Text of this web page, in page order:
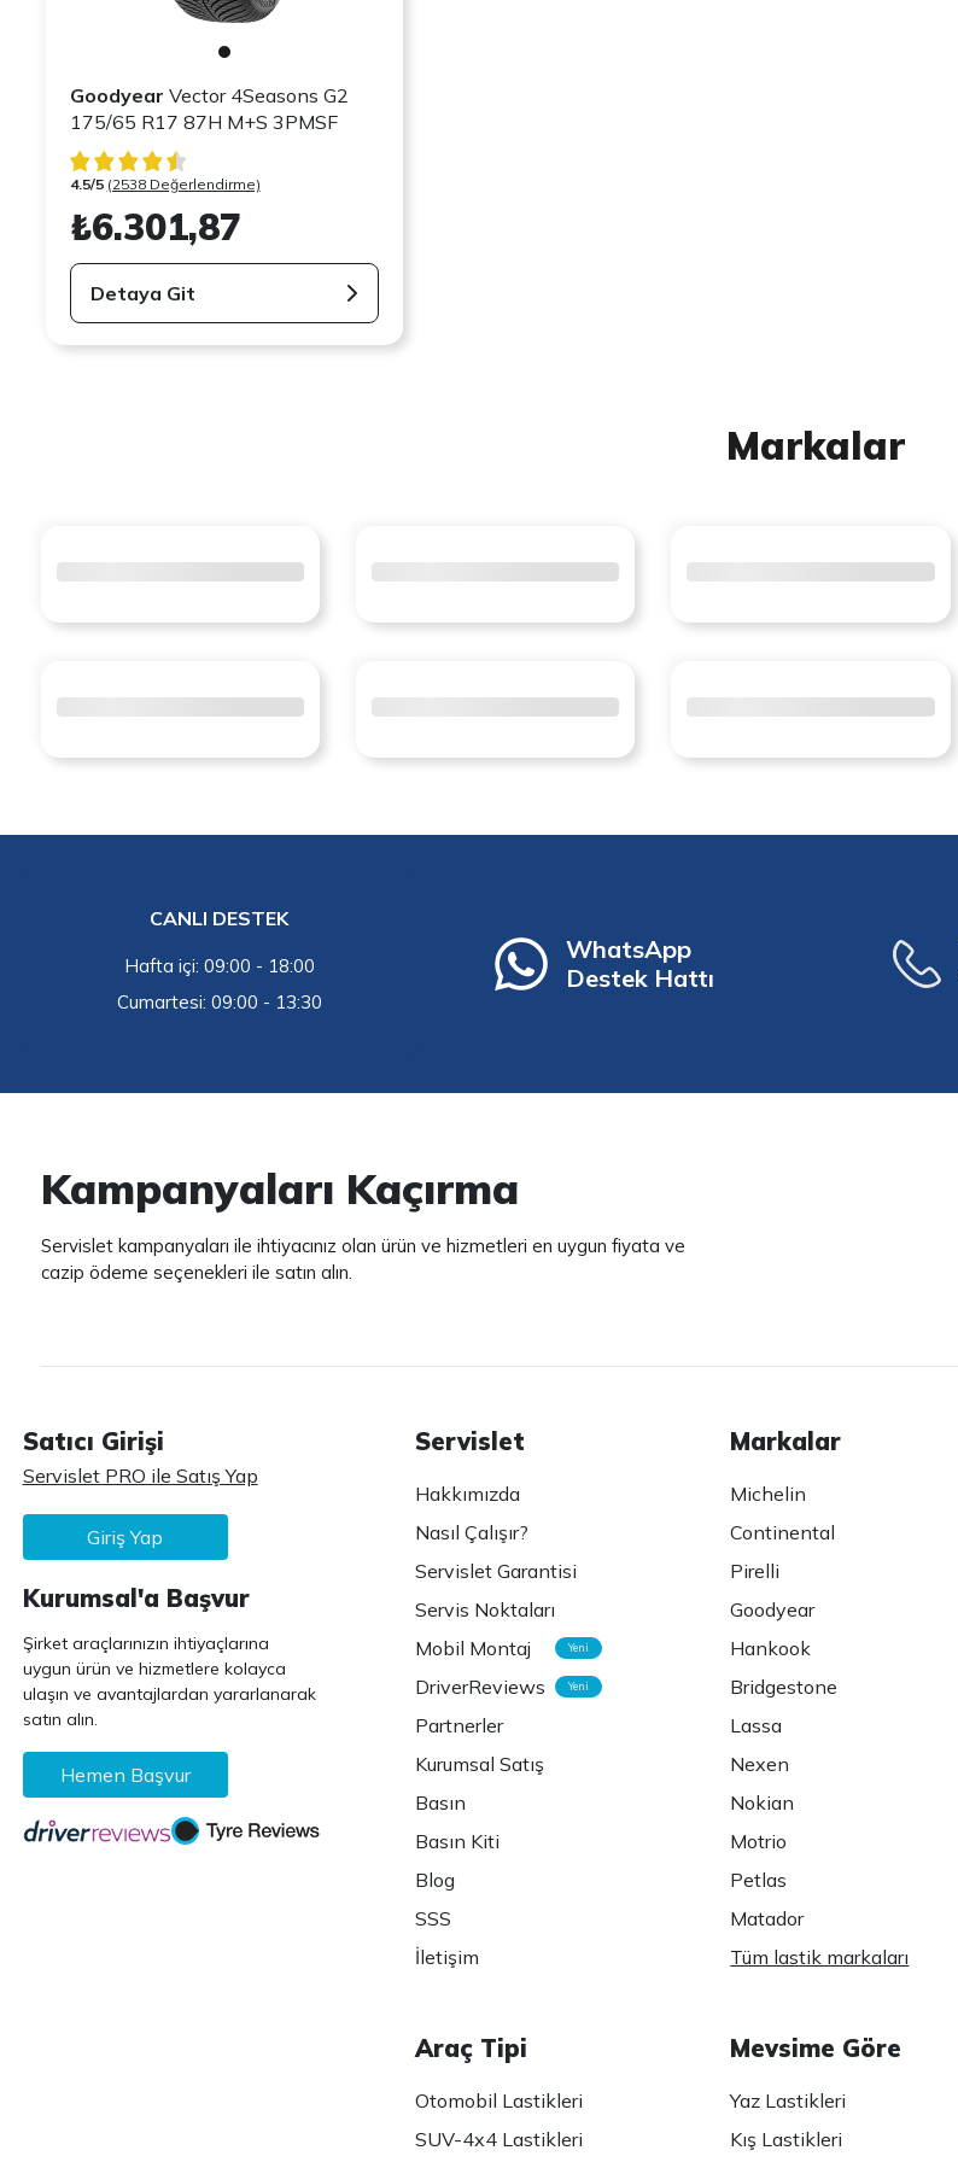
Goodyear Vector 4Seasons G2
175/65 R17 87H M+S 3PMSF
4.5/5 (2538 Değerlendirme)
₺6.301,87
Detaya Git
Markalar
CANLI DESTEK
Hafta içi: 09:00 - 18:00
Cumartesi: 09:00 - 13:30
WhatsApp
Destek Hattı
Kampanyaları Kaçırma
Servislet kampanyaları ile ihtiyacınız olan ürün ve hizmetleri en uygun fiyata ve
cazip ödeme seçenekleri ile satın alın.
Satıcı Girişi
Servislet PRO ile Satış Yap
Giriş Yap
Kurumsal'a Başvur
Şirket araçlarınızın ihtiyaçlarına
uygun ürün ve hizmetlere kolayca
ulaşın ve avantajlardan yararlanarak
satın alın.
Hemen Başvur
Servislet
Hakkımızda
Nasıl Çalışır?
Servislet Garantisi
Servis Noktaları
Mobil Montaj
Yeni
DriverReviews Yeni
Partnerler
Kurumsal Satış
Basın
Basın Kiti
Blog
SSS
İletişim
Markalar
Michelin
Continental
Pirelli
Goodyear
Hankook
Bridgestone
Lassa
Nexen
Nokian
Motrio
Petlas
Matador
Tüm lastik markaları
Araç Tipi
Otomobil Lastikleri
SUV-4x4 Lastikleri
Mevsime Göre
Yaz Lastikleri
Kış Lastikleri